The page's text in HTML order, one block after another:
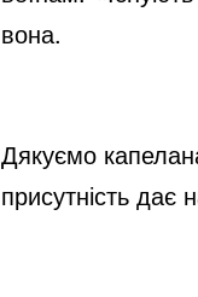
вона.
Дякуємо
присутність дає